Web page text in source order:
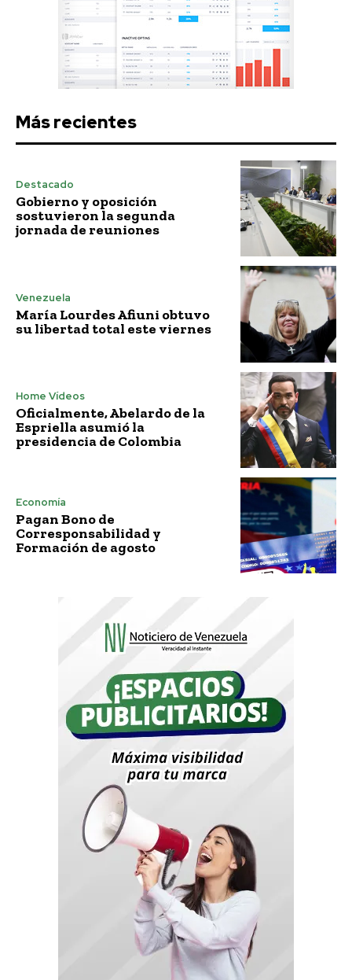
Más recientes
Destacado
Gobierno y oposición
sostuvieron la segunda
jornada de reuniones
Venezuela
María Lourdes Afiuni obtuvo
su libertad total este viernes
Home Vídeos
Oficialmente, Abelardo de la
Espriella asumió la
presidencia de Colombia
Economía
Pagan Bono de
Corresponsabilidad y
Formación de agosto